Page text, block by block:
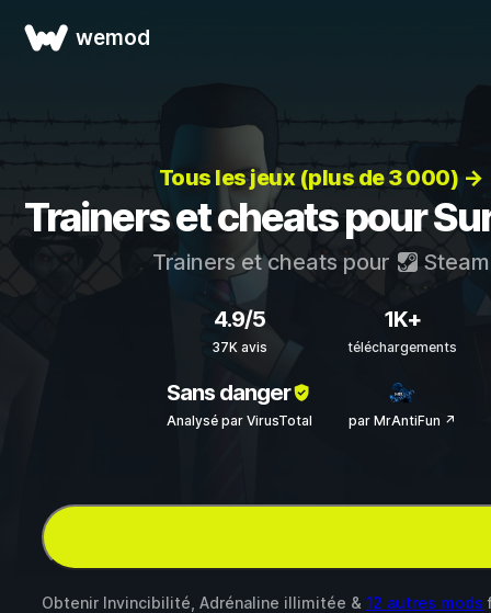
wemod
Tous les jeux (plus de 3 000) →
Trainers et cheats pour
Trainers et cheats pour Steam
4.9/5
37K avis
1K+
téléchargements
Sans danger
Analysé par VirusTotal par MrAntiFun ↗
Obtenir Invincibilité, Adrénaline illimitée & 12 autres mods